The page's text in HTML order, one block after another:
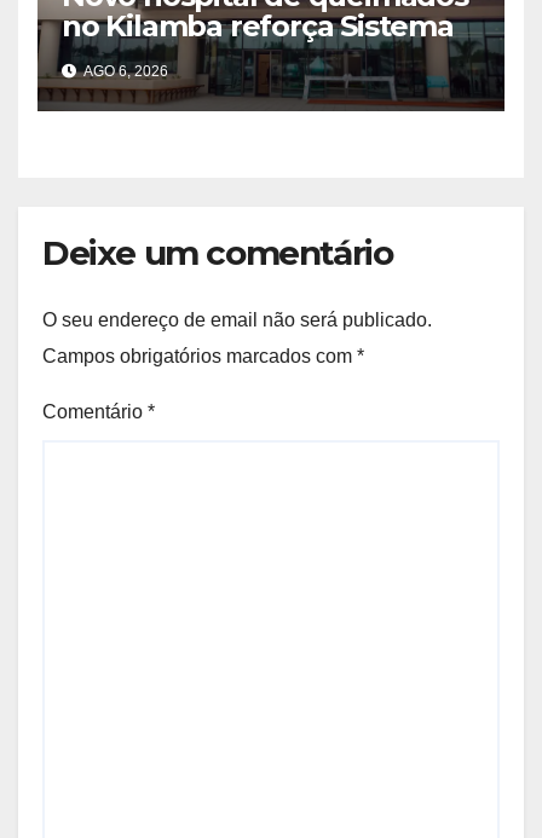
no Kilamba reforça Sistema
Nacional de Saúde e laços
com a Tanzânia
AGO 6, 2026
Deixe um comentário
O seu endereço de email não será publicado.
Campos obrigatórios marcados com *
Comentário *